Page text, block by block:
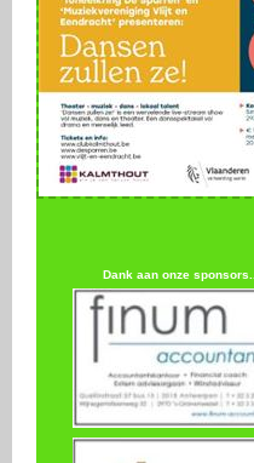
Dank aan onze sponsors...